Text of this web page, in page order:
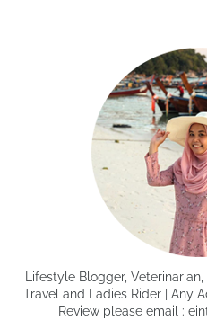
Lifestyle Blogger,
Travel and Ladies Rider | Any
Review please email :